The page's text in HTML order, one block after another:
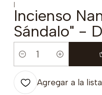
|
Incienso
Sándalo" -
Cantidad
Agregar a la